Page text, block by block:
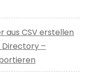
aus CSV erstellen
–